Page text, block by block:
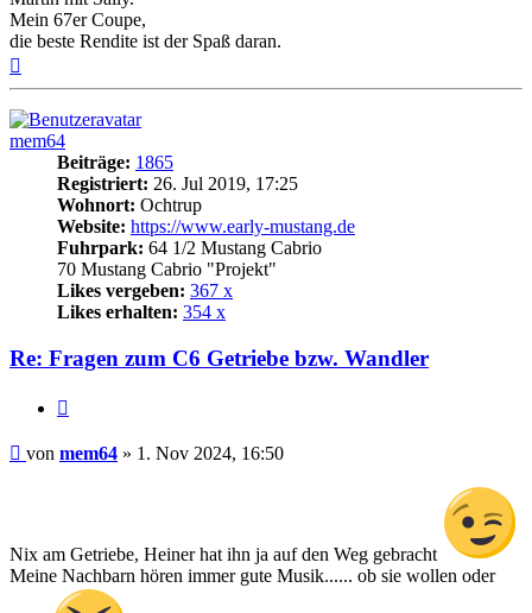
Mein 67er Coupe,
die beste Rendite ist der Spaß daran.
oben
mem64
Beiträge: 1865
Registriert: 26. Jul 2019, 17:25
Wohnort: Ochtrup
Website: https://www.early-mustang.de
Fuhrpark: 64 1/2 Mustang Cabrio
70 Mustang Cabrio "Projekt"
Likes vergeben: 367 x
Likes erhalten: 354 x
Re: Fragen zum C6 Getriebe bzw. Wandler
Beitrag
von mem64 » 1. Nov 2024, 16:50
Nix am Getriebe, Heiner hat ihn ja auf den Weg gebracht
Meine Nachbarn hören immer gute Musik...... ob sie wollen oder